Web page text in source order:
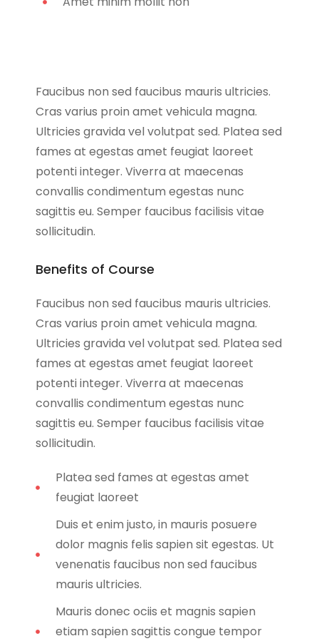
Faucibus non sed faucibus mauris ultricies.
Cras varius proin amet vehicula magna.
Ultricies gravida vel volutpat sed. Platea sed
fames at egestas amet feugiat laoreet
potenti integer. Viverra at maecenas
convallis condimentum egestas nunc
sagittis eu. Semper faucibus facilisis vitae
sollicitudin.
Benefits of Course
Faucibus non sed faucibus mauris ultricies.
Cras varius proin amet vehicula magna.
Ultricies gravida vel volutpat sed. Platea sed
fames at egestas amet feugiat laoreet
potenti integer. Viverra at maecenas
convallis condimentum egestas nunc
sagittis eu. Semper faucibus facilisis vitae
sollicitudin.
Platea sed fames at egestas amet
feugiat laoreet
Duis et enim justo, in mauris posuere
dolor magnis felis sapien sit egestas. Ut
venenatis faucibus non sed faucibus
mauris ultricies.
Mauris donec ociis et magnis sapien
etiam sapien sagittis congue tempor